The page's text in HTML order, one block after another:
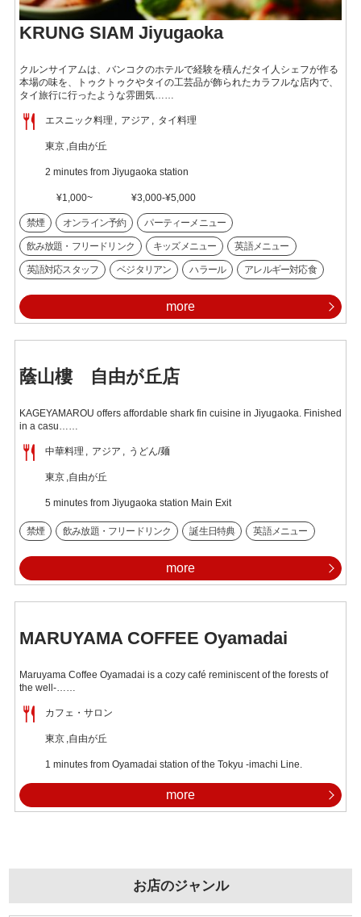
KRUNG SIAM Jiyugaoka
クルンサイアムは、バンコクのホテルで経験を積んだタイ人シェフが作る
本場の味を、トゥクトゥクやタイの工芸品が飾られたカラフルな店内で、
タイ旅行に行ったような雰囲気……
エスニック料理 アジア タイ料理
東京 自由が丘
2 minutes from Jiyugaoka station
¥1,000~ ¥3,000-¥5,000
禁煙 オンライン予約 パーティーメニュー
飲み放題・フリードリンク キッズメニュー 英語メニュー
英語対応スタッフ ベジタリアン ハラール アレルギー対応食
more
蔭山樓 自由が丘店
KAGEYAMAROU offers affordable shark fin cuisine in Jiyugaoka. Finished
in a casu……
中華料理 アジア うどん/麺
東京 自由が丘
5 minutes from Jiyugaoka station Main Exit
禁煙 飲み放題・フリードリンク 誕生日特典 英語メニュー
more
MARUYAMA COFFEE Oyamadai
Maruyama Coffee Oyamadai is a cozy café reminiscent of the forests of
the well-……
カフェ・サロン
東京 自由が丘
1 minutes from Oyamadai station of the Tokyu -imachi Line.
more
お店のジャンル